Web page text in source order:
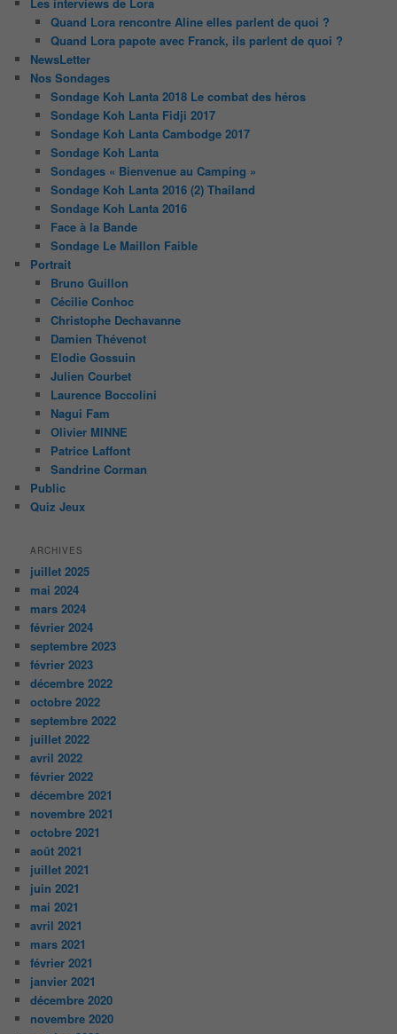
Quand Lora rencontre Aline elles parlent de quoi ?
Quand Lora papote avec Franck, ils parlent de quoi ?
NewsLetter
Nos Sondages
Sondage Koh Lanta 2018 Le combat des héros
Sondage Koh Lanta Fidji 2017
Sondage Koh Lanta Cambodge 2017
Sondage Koh Lanta
Sondages « Bienvenue au Camping »
Sondage Koh Lanta 2016 (2) Thailand
Sondage Koh Lanta 2016
Face à la Bande
Sondage Le Maillon Faible
Portrait
Bruno Guillon
Cécilie Conhoc
Christophe Dechavanne
Damien Thévenot
Elodie Gossuin
Julien Courbet
Laurence Boccolini
Nagui Fam
Olivier MINNE
Patrice Laffont
Sandrine Corman
Public
Quiz Jeux
ARCHIVES
juillet 2025
mai 2024
mars 2024
février 2024
septembre 2023
février 2023
décembre 2022
octobre 2022
septembre 2022
juillet 2022
avril 2022
février 2022
décembre 2021
novembre 2021
octobre 2021
août 2021
juillet 2021
juin 2021
mai 2021
avril 2021
mars 2021
février 2021
janvier 2021
décembre 2020
novembre 2020